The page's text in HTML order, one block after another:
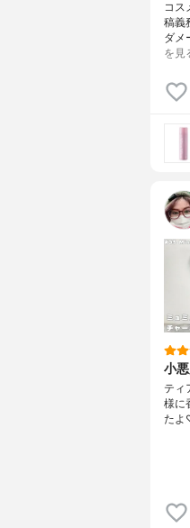
コス
稿義
ダメ
を見
小
ティ
様に
たよ